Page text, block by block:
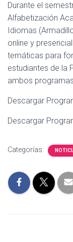
Durante el
Alfabetización
Idiomas
online y
temáticas para
estudiantes de la
ambos
Descargar
Descargar
Categorías: